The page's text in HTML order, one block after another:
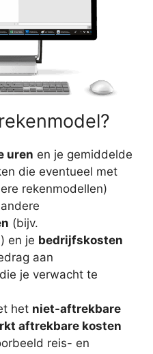
uren en je gemiddelde
die eventueel met
rekenmodellen)
(bijv.
en je bedrijfskosten
aan
je verwacht te
het niet-aftrekbare
aftrekbare kosten
reis- en